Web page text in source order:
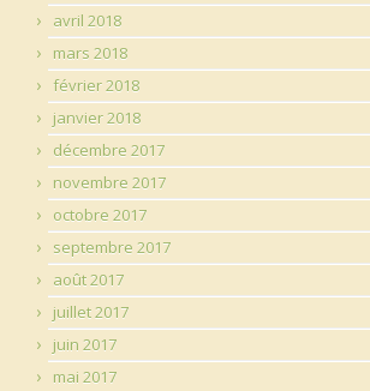
avril 2018
mars 2018
février 2018
janvier 2018
décembre 2017
novembre 2017
octobre 2017
septembre 2017
août 2017
juillet 2017
juin 2017
mai 2017